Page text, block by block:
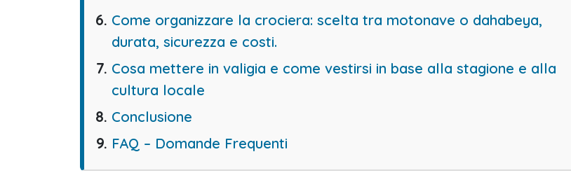
Come organizzare la crociera: scelta tra motonave o dahabeya,
durata, sicurezza e costi.
Cosa mettere in valigia e come vestirsi in base alla stagione e alla
cultura locale
Conclusione
FAQ – Domande Frequenti